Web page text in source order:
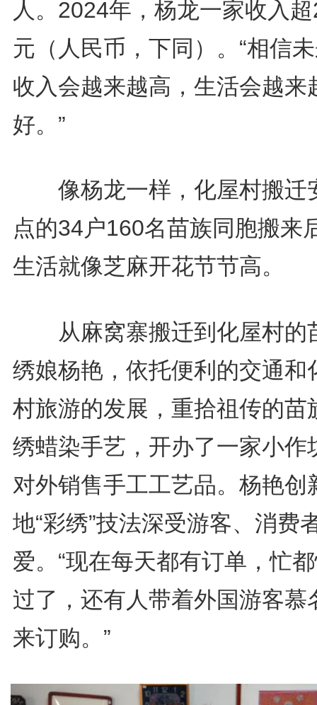
人。2024年，杨龙一家收入
元（人民币，下同）。“相信
收入会越来越高，生活会越来
好。”
像杨龙一样，化屋村搬迁
点的34户160名苗族同胞搬来
生活就像芝麻开花节节高。
从麻窝寨搬迁到化屋村的
绣娘杨艳，依托便利的交通和
村旅游的发展，重拾祖传的苗
绣蜡染手艺，开办了一家小作
对外销售手工工艺品。杨艳创
地“彩绣”技法深受游客、消费
爱。“现在每天都有订单，忙
过了，还有人带着外国游客慕
来订购。”